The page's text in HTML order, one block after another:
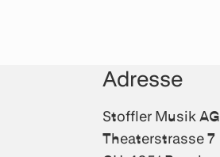
Adresse
Stoffler Musik AG
Theaterstrasse 7